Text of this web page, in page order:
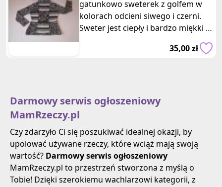
gatunkowo sweterek z golfem w
kolorach odcieni siwego i czerni.
Sweter jest ciepły i bardzo miękki w
35,00 zł
Darmowy serwis ogłoszeniowy
MamRzeczy.pl
Czy zdarzyło Ci się poszukiwać idealnej okazji, by
upolować używane rzeczy, które wciąż mają swoją
wartość? Darmowy serwis ogłoszeniowy
MamRzeczy.pl to przestrzeń stworzona z myślą o
Tobie! Dzięki szerokiemu wachlarzowi kategorii, z